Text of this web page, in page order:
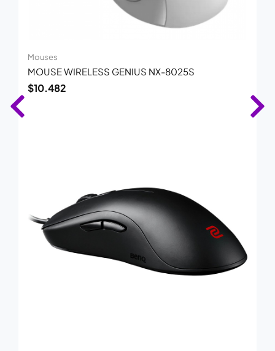
Mouses
MOUSE WIRELESS GENIUS NX-8025S
$10.482